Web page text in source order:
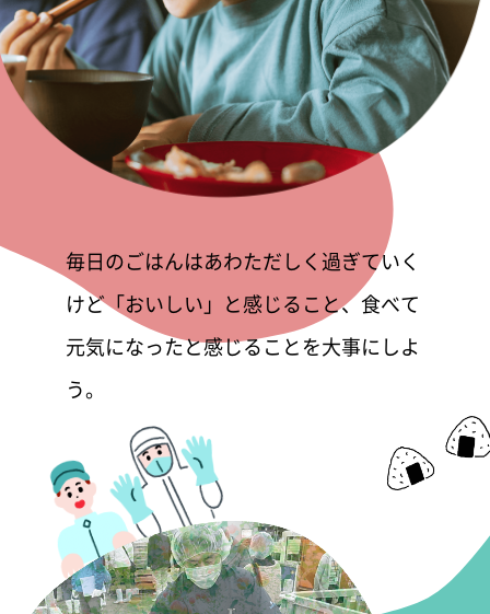
毎日のごはんはあわただしく過ぎていく
けど「おいしい」と感じること、食べて
元気になったと感じることを大事にしよ
う。